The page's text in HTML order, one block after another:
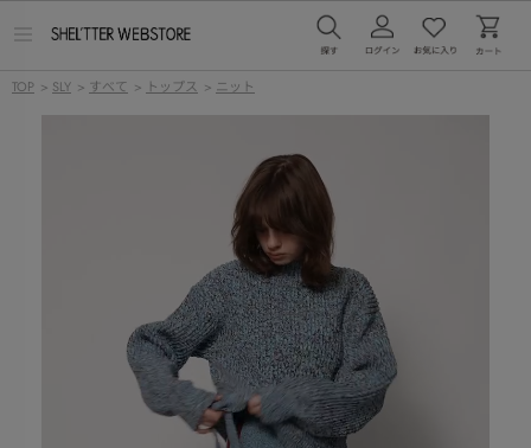
ー
TOP > SLY > すべて > トップス > ニット